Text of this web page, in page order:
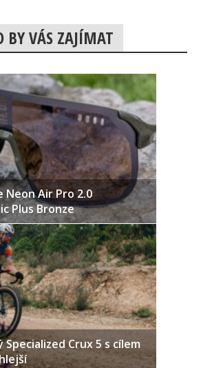
BY VÁS ZAJÍMAT
Neon Air Pro 2.0
Plus Bronze
Specialized Crux 5 s cílem